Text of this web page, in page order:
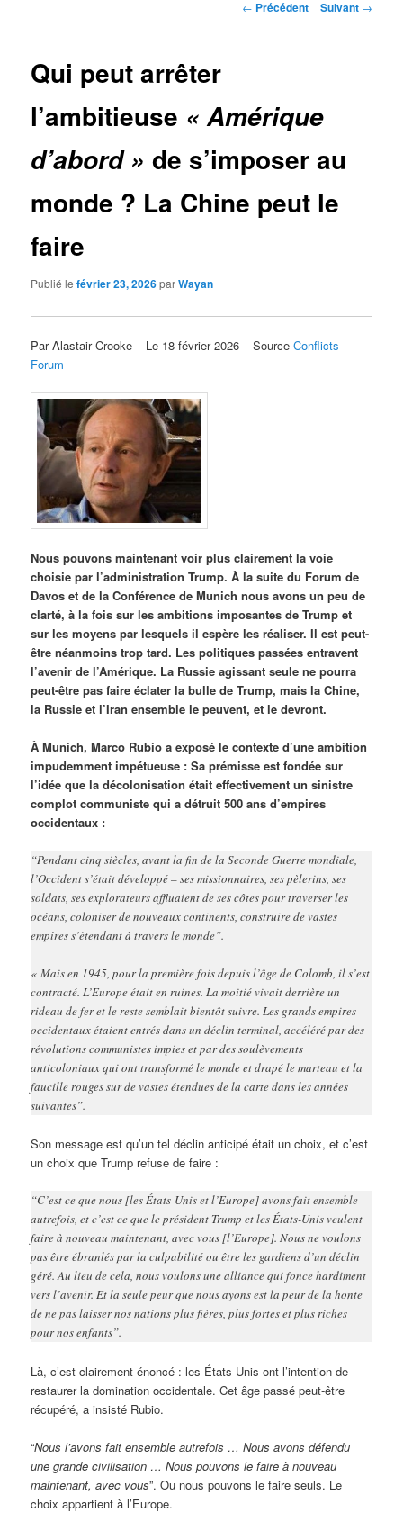
Navigation
← Précédent Suivant →
Qui peut arrêter
l’ambitieuse « Amérique
d’abord » de s’imposer au
monde ? La Chine peut le
faire
Publié lefévrier 23, 2026parWayan
Par Alastair Crooke – Le 18 février 2026 – SourceConflicts
Forum
Nous pouvons maintenant voir plus clairement la voie
choisie par l’administration Trump. À la suite du Forum de
Davos et de la Conférence de Munich nous avons un peu de
clarté, à la fois sur les ambitions imposantes de Trump et
sur les moyens par lesquels il espère les réaliser. Il est peut-
être néanmoins trop tard. Les politiques passées entravent
l’avenir de l’Amérique. La Russie agissant seule ne pourra
peut-être pas faire éclater la bulle de Trump, mais la Chine,
la Russie et l’Iran ensemble le peuvent, et le devront.
À Munich, Marco Rubio a exposé le contexte d’une ambition
impudemment impétueuse : Sa prémisse est fondée sur
l’idée que la décolonisation était effectivement un sinistre
complot communiste qui a détruit 500 ans d’empires
occidentaux :
“Pendant cinq siècles, avant la fin de la Seconde Guerre mondiale,
l’Occident s’était développé – ses missionnaires, ses pèlerins, ses
soldats, ses explorateurs affluaient de ses côtes pour traverser les
océans, coloniser de nouveaux continents, construire de vastes
empires s’étendant à travers le monde”.
« Mais en 1945, pour la première fois depuis l’âge de Colomb, il s’est
contracté. L’Europe était en ruines. La moitié vivait derrière un
rideau de fer et le reste semblait bientôt suivre. Les grands empires
occidentaux étaient entrés dans un déclin terminal, accéléré par des
révolutions communistes impies et par des soulèvements
anticoloniaux qui ont transformé le monde et drapé le marteau et la
faucille rouges sur de vastes étendues de la carte dans les années
suivantes”.
Son message est qu’un tel déclin anticipé était un choix, et c’est
un choix que Trump refuse de faire :
“C’est ce que nous [les États-Unis et l’Europe] avons fait ensemble
autrefois, et c’est ce que le président Trump et les États-Unis veulent
faire à nouveau maintenant, avec vous [l’Europe]. Nous ne voulons
pas être ébranlés par la culpabilité ou être les gardiens d’un déclin
géré. Au lieu de cela, nous voulons une alliance qui fonce hardiment
vers l’avenir. Et la seule peur que nous ayons est la peur de la honte
de ne pas laisser nos nations plus fières, plus fortes et plus riches
pour nos enfants”.
Là, c’est clairement énoncé : les États-Unis ont l’intention de
restaurer la domination occidentale. Cet âge passé peut-être
récupéré, a insisté Rubio.
“Nous l’avons fait ensemble autrefois … Nous avons défendu
une grande civilisation … Nous pouvons le faire à nouveau
maintenant, avec vous”. Ou nous pouvons le faire seuls. Le
choix appartient à l’Europe.